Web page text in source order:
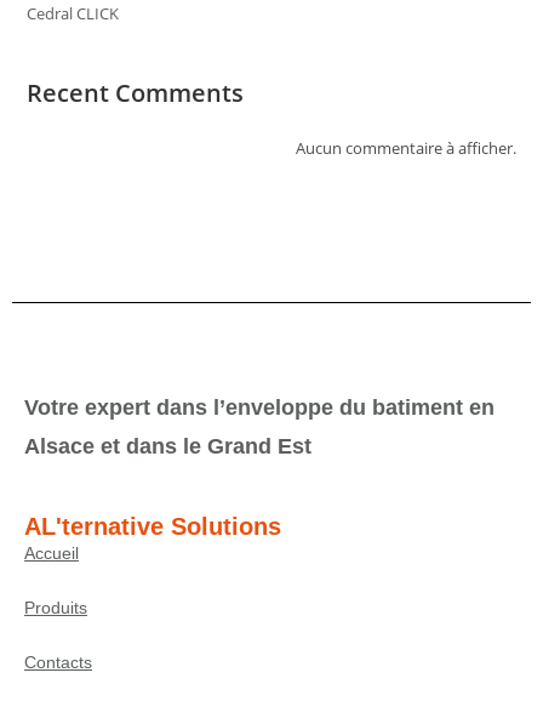
Cedral CLICK
Recent Comments
Aucun commentaire à afficher.
Votre expert dans l’enveloppe du batiment en
Alsace et dans le Grand Est
AL'ternative Solutions
Accueil
Produits
Contacts